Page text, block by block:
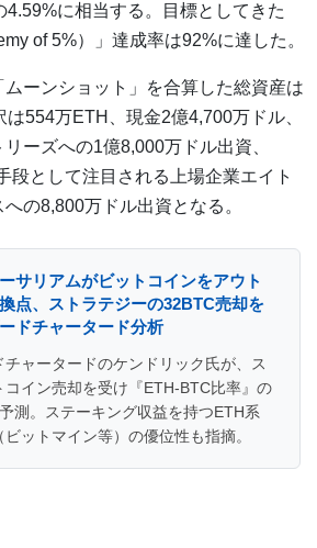
に相当する。目標としてきた
of 5%）」達成率は92%に達した。
ーンショット」を合算した総資産は
554万ETH、現金2億4,700万ドル、
ーズへの1億8,000万ドル出資、
段として注目される上場企業エイト
の8,800万ドル出資となる。
サリアムがビットコインをアウト
点、ストラテジーの32BTC売却を
ドチャータード分析
ャータードのケンドリック氏が、ス
コイン売却を受け『ETH-BTC比率』の
測。ステーキング収益を持つETH系
ビットマイン等）の優位性も指摘。